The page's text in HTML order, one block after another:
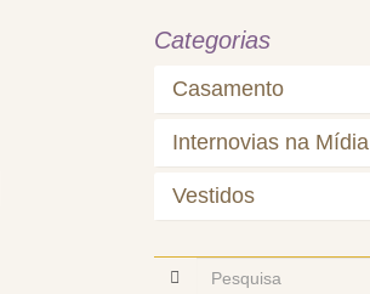
Categorias
Casamento
Internovias na Mídia
Vestidos